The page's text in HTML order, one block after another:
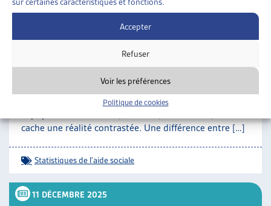
Accepter
Refuser
Voir les préférences
Politique de cookies
15 DÉCEMBRE 2025
STATISTIQUE SUISSE DE L’AIDE SOCIALE 2024
Chaque fin d’année, l’Office fédéral de la statistique
chiffres, selon lesquels le taux d’aide sociale se
maintient à un bas niveau depuis 2005, soit 2,9% de
cache une réalité contrastée. Une différence entre […]
Statistiques de l'aide sociale
11 DÉCEMBRE 2025